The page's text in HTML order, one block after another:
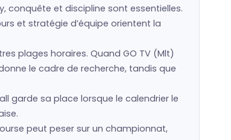
conquête et discipline sont essentielles.
et stratégie d’équipe orientent la
plages horaires. Quand GO TV (Mlt)
le cadre de recherche, tandis que
garde sa place lorsque le calendrier le
peut peser sur un championnat,